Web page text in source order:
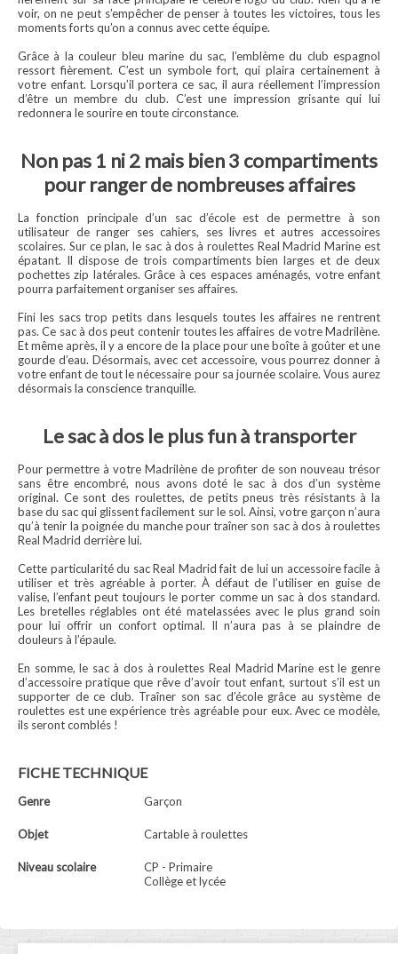
voir, on ne peut s’empêcher de penser à toutes les victoires, tous les
moments forts qu’on a connus avec cette équipe.
Grâce à la couleur bleu marine du sac, l’emblème du club espagnol
ressort fièrement. C’est un symbole fort, qui plaira certainement à
votre enfant. Lorsqu’il portera ce sac, il aura réellement l’impression
d’être un membre du club. C’est une impression grisante qui lui
redonnera le sourire en toute circonstance.
Non pas 1 ni 2 mais bien 3 compartiments
pour ranger de nombreuses affaires
La fonction principale d’un sac d’école est de permettre à son
utilisateur de ranger ses cahiers, ses livres et autres accessoires
scolaires. Sur ce plan, le sac à dos à roulettes Real Madrid Marine est
épatant. Il dispose de trois compartiments bien larges et de deux
pochettes zip latérales. Grâce à ces espaces aménagés, votre enfant
pourra parfaitement organiser ses affaires.
Fini les sacs trop petits dans lesquels toutes les affaires ne rentrent
pas. Ce sac à dos peut contenir toutes les affaires de votre Madrilène.
Et même après, il y a encore de la place pour une boîte à goûter et une
gourde d’eau. Désormais, avec cet accessoire, vous pourrez donner à
votre enfant de tout le nécessaire pour sa journée scolaire. Vous aurez
désormais la conscience tranquille.
Le sac à dos le plus fun à transporter
Pour permettre à votre Madrilène de profiter de son nouveau trésor
sans être encombré, nous avons doté le sac à dos d’un système
original. Ce sont des roulettes, de petits pneus très résistants à la
base du sac qui glissent facilement sur le sol. Ainsi, votre garçon n’aura
qu’à tenir la poignée du manche pour traîner son sac à dos à roulettes
Real Madrid derrière lui.
Cette particularité du sac Real Madrid fait de lui un accessoire facile à
utiliser et très agréable à porter. À défaut de l’utiliser en guise de
valise, l’enfant peut toujours le porter comme un sac à dos standard.
Les bretelles réglables ont été matelassées avec le plus grand soin
pour lui offrir un confort optimal. Il n’aura pas à se plaindre de
douleurs à l’épaule.
En somme, le sac à dos à roulettes Real Madrid Marine est le genre
d’accessoire pratique que rêve d’avoir tout enfant, surtout s’il est un
supporter de ce club. Traîner son sac d’école grâce au système de
roulettes est une expérience très agréable pour eux. Avec ce modèle,
ils seront comblés !
FICHE TECHNIQUE
Genre Garçon
Objet Cartable à roulettes
Niveau scolaire
CP - Primaire
Collège et lycée